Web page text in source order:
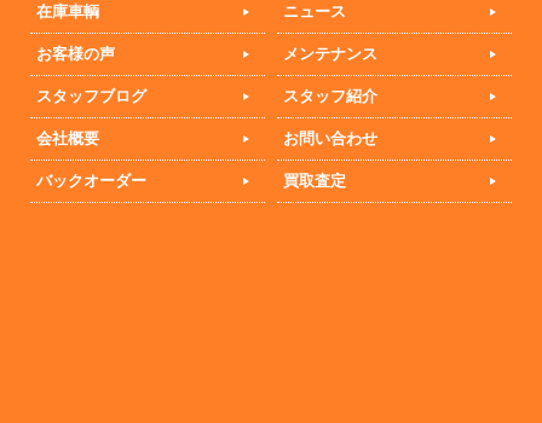
在庫車輌
ニュース
お客様の声 メンテナンス
スタッフブログ スタッフ紹介
会社概要 お問い合わせ
バックオーダー 買取査定